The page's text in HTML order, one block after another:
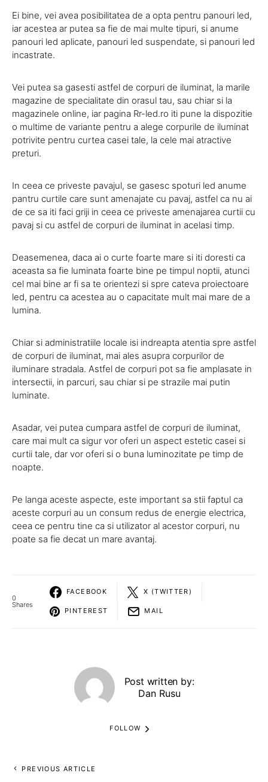
Ei bine, vei avea posibilitatea de a opta pentru panouri led,
iar acestea ar putea sa fie de mai multe tipuri, si anume
panouri led aplicate, panouri led suspendate, si panouri led
incastrate.
Vei putea sa gasesti astfel de corpuri de iluminat, la marile
magazine de specialitate din orasul tau, sau chiar si la
magazinele online, iar pagina Rr-led.ro iti pune la dispozitie
o multime de variante pentru a alege corpurile de iluminat
potrivite pentru curtea casei tale, la cele mai atractive
preturi.
In ceea ce priveste pavajul, se gasesc spoturi led anume
pantru curtile care sunt amenajate cu pavaj, astfel ca nu ai
de ce sa iti faci griji in ceea ce priveste amenajarea curtii cu
pavaj si cu astfel de corpuri de iluminat in acelasi timp.
Deasemenea, daca ai o curte foarte mare si iti doresti ca
aceasta sa fie luminata foarte bine pe timpul noptii, atunci
cel mai bine ar fi sa te orientezi si spre cateva proiectoare
led, pentru ca acestea au o capacitate mult mai mare de a
lumina.
Chiar si administratiile locale isi indreapta atentia spre astfel
de corpuri de iluminat, mai ales asupra corpurilor de
iluminare stradala. Astfel de corpuri pot sa fie amplasate in
intersectii, in parcuri, sau chiar si pe strazile mai putin
luminate.
Asadar, vei putea cumpara astfel de corpuri de iluminat,
care mai mult ca sigur vor oferi un aspect estetic casei si
curtii tale, dar vor oferi si o buna luminozitate pe timp de
noapte.
Pe langa aceste aspecte, este important sa stii faptul ca
aceste corpuri au un consum redus de energie electrica,
ceea ce pentru tine ca si utilizator al acestor corpuri, nu
poate sa fie decat un mare avantaj.
0
Shares
FACEBOOK X (TWITTER)
PINTEREST MAIL
Post written by:
Dan Rusu
FOLLOW
PREVIOUS ARTICLE